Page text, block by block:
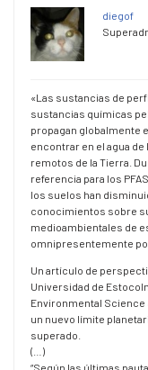
diegof
«Las sustancias de
sustancias químicas
propagan globalmente
encontrar en el agua
remotos de la Tierra.
referencia para los
los suelos han
conocimientos sobre
medioambientales de
omnipresentemente
Un artículo de
Universidad de
Environmental Science
un nuevo límite
superado.
(…)
“Según las últimas